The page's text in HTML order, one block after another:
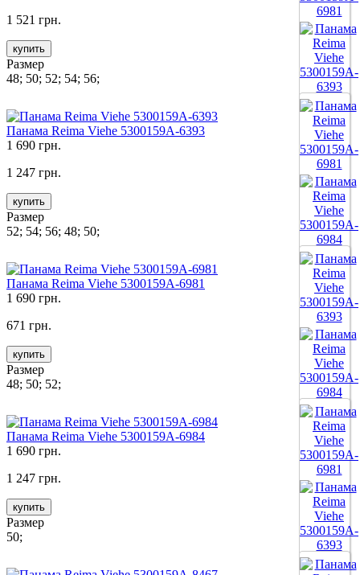
Все цвета
1 521 грн.
купить
Размер
48; 50; 52; 54; 56;
Все цвета
Панама Reima Viehe 5300159A-6393
1 690 грн.
1 247 грн.
купить
Размер
52; 54; 56; 48; 50;
Все цвета
Панама Reima Viehe 5300159A-6981
1 690 грн.
671 грн.
купить
Размер
48; 50; 52;
Все цвета
Панама Reima Viehe 5300159A-6984
1 690 грн.
1 247 грн.
купить
Размер
50;